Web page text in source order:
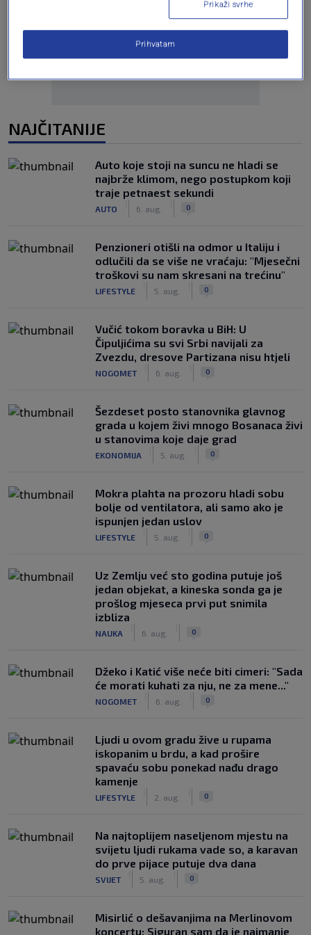
Oglas
NAJČITANIJE
Auto koje stoji na suncu ne hladi se
najbrže klimom, nego postupkom koji
traje petnaest sekundi
AUTO 6. aug. 0
Penzioneri otišli na odmor u Italiju i
odlučili da se više ne vraćaju: "Mjesečni
troškovi su nam skresani na trećinu"
LIFESTYLE 5. aug. 0
Vučić tokom boravka u BiH: U
Čipuljićima su svi Srbi navijali za
Zvezdu, dresove Partizana nisu htjeli
NOGOMET 6. aug. 0
Šezdeset posto stanovnika glavnog
grada u kojem živi mnogo Bosanaca živi
u stanovima koje daje grad
EKONOMIJA 5. aug. 0
Mokra plahta na prozoru hladi sobu
bolje od ventilatora, ali samo ako je
ispunjen jedan uslov
LIFESTYLE 5. aug. 0
Uz Zemlju već sto godina putuje još
jedan objekat, a kineska sonda ga je
prošlog mjeseca prvi put snimila
izbliza
NAUKA 6. aug. 0
Džeko i Katić više neće biti cimeri: "Sada
će morati kuhati za nju, ne za mene..."
NOGOMET 6. aug. 0
Ljudi u ovom gradu žive u rupama
iskopanim u brdu, a kad prošire
spavaću sobu ponekad nađu drago
kamenje
LIFESTYLE 2. aug. 0
Na najtoplijem naseljenom mjestu na
svijetu ljudi rukama vade so, a karavan
do prve pijace putuje dva dana
SVIJET 5. aug. 0
Misirlić o dešavanjima na Merlinovom
koncertu: Siguran sam da je najmanje
Prikaži svrhe
Prihvatam